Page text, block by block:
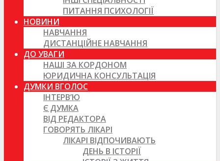
ПИТАННЯ ПСИХОЛОГІЇ
НОВИНИ
НАВЧАННЯ
ДИСТАНЦІЙНЕ НАВЧАННЯ
ДО УВАГИ
НАШІ ЗА КОРДОНОМ
ЮРИДИЧНА КОНСУЛЬТАЦІЯ
ДУМКИ ВГОЛОС
ІНТЕРВ’Ю
Є ДУМКА
ВІД РЕДАКТОРА
ГОВОРЯТЬ ЛІКАРІ
ЛІКАРІ ВІДПОЧИВАЮТЬ
ДЕНЬ В ІСТОРІЇ